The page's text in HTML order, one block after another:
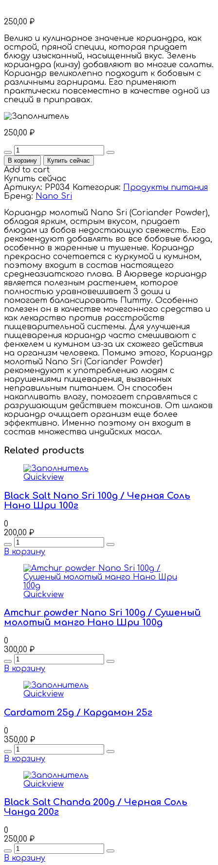
250,00 ₽
Велико и кулинарное значение кориандра, как
острой, пряной специи, которая придает
блюду изысканный, насыщенный вкус. Зелень
кориандра (кинзу) добавляют во многие салаты.
Кориандр великолепно подходит к бобовым с
различными гарнирами. Его применяют
практически повсеместно в качестве одной из
специй в приправах.
250,00 ₽
Quantity
В корзину Купить сейчас
Add to cart
Купить сейчас
Артикул: PP034 Категория: Продукты питания
Бренд: Nano Sri
Кориандр молотый Nano Sri (Coriander Powder),
обладая ярким, острым вкусом, придает
блюдам из бобов недостающую свежесть. Его
рекомендуют добавлять во все бобовые блюда,
особенно в жаренные и тушеные. Кориандр
прекрасно сочетается с куркумой и кумином,
поэтому входит в состав настоящего
среднеазиатского плова. В Аюрведе кориандр
является полезным растением, которое
полностью уравновешивает 3 доши и
помогает балансировать Питту. Особенно
полезен он в качестве мочегонного средства и
как лекарство против расстройств
пищеварительной системы. Для улучшения
пищеварения кориандр часто смешивают с
фенхелем и кумином из-за их схожего действия
на организм человека. Помимо этого, Кориандр
молотый Nano Sri (Coriander Powder)
рекомендуют к употреблению людям с
нарушениями пищеварения, вызванных
неправильным питанием. Он способен
накапливать влагу, помогает справляться с
разрушающим действием токсинов. От шлаков
кориандр очищает организм еще более
эффективно. Именно поэтому он входит в
состав множества индийских масал.
Related products
Quickview
Black Salt Nano Sri 100g / Черная Соль
Нано Шри 100г
0
200,00 ₽
Quantity
В корзину
Quickview
Amchur powder Nano Sri 100g / Сушеный
молотый манго Нано Шри 100g
0
300,00 ₽
Quantity
В корзину
Quickview
Cardamom 25g / Кардамон 25г
0
350,00 ₽
Quantity
В корзину
Quickview
Black Salt Chanda 200g / Черная Соль
Чанда 200г
0
250,00 ₽
Quantity
В корзину